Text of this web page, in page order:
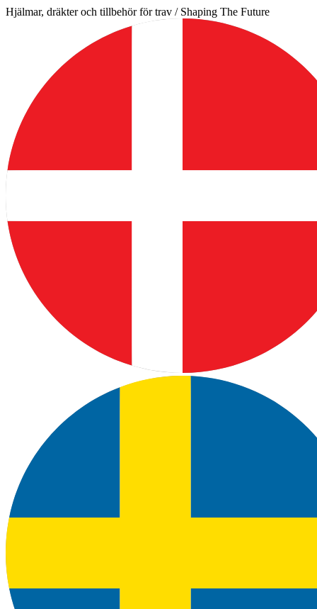
Hoppa
Hjälmar, dräkter och tillbehör för trav / Shaping The Future